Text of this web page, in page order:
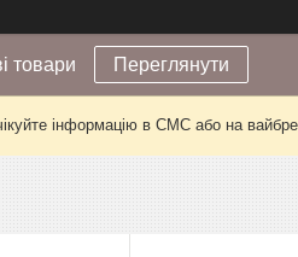
товари Переглянути
інформацію в СМС або на